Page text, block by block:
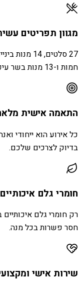
מגוון תפריטים
חמות ו-13 מנות בשר עיקריות - כולם בעבודת יד.
התאמה אישית
כל אירוע הוא ייחודי
בדיוק לצרכים שלכם.
חומרי גלם
רק חומרי גלם
חסר פשרות בכל מנה.
שירות אישי